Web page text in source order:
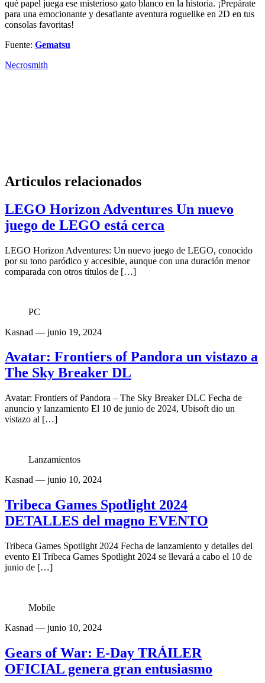
qué papel juega ese misterioso gato blanco en la historia. ¡Prepárate
para una emocionante y desafiante aventura roguelike en 2D en tus
consolas favoritas!
Fuente: Gematsu
Necrosmith
Articulos relacionados
LEGO Horizon Adventures Un nuevo
juego de LEGO está cerca
LEGO Horizon Adventures: Un nuevo juego de LEGO, conocido
por su tono paródico y accesible, aunque con una duración menor
comparada con otros títulos de […]
PC
Kasnad — junio 19, 2024
Avatar: Frontiers of Pandora un vistazo a
The Sky Breaker DL
Avatar: Frontiers of Pandora – The Sky Breaker DLC Fecha de
anuncio y lanzamiento El 10 de junio de 2024, Ubisoft dio un
vistazo al […]
Lanzamientos
Kasnad — junio 10, 2024
Tribeca Games Spotlight 2024
DETALLES del magno EVENTO
Tribeca Games Spotlight 2024 Fecha de lanzamiento y detalles del
evento El Tribeca Games Spotlight 2024 se llevará a cabo el 10 de
junio de […]
Mobile
Kasnad — junio 10, 2024
Gears of War: E-Day TRÁILER
OFICIAL genera gran entusiasmo